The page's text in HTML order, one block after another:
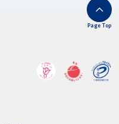
Page Top